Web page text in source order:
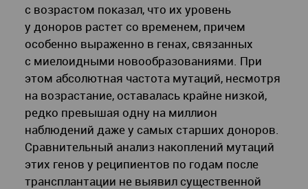
с возрастом показал, что их уровень
у доноров растет со временем, причем
особенно выраженно в генах, связанных
с миелоидными новообразованиями. При
этом абсолютная частота мутаций, несмотря
на возрастание, оставалась крайне низкой,
редко превышая одну на миллион
наблюдений даже у самых старших доноров.
Сравнительный анализ накоплений мутаций
этих генов у реципиентов по годам после
трансплантации не выявил существенной